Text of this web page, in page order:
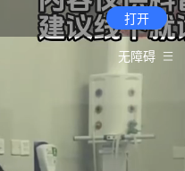
打开
无障碍